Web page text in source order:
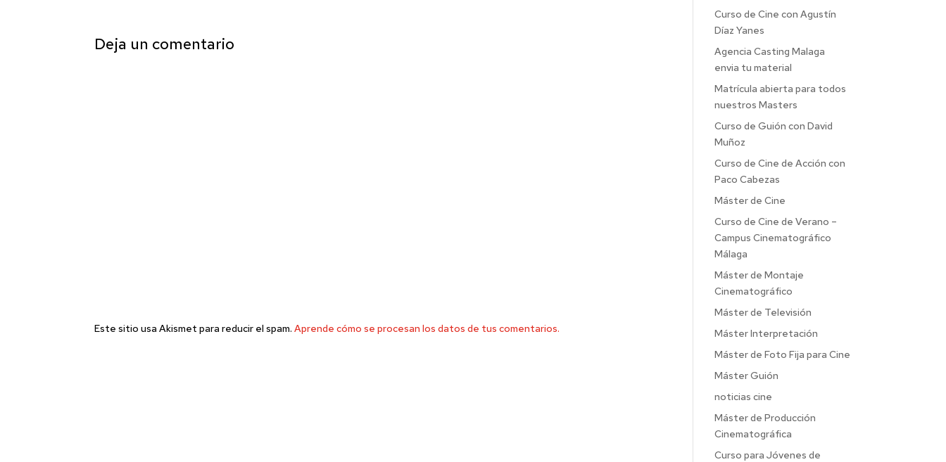
Deja un comentario
Este sitio usa Akismet para reducir el spam.Aprende cómo se procesan los datos de tus comentarios.
Curso de Cine con Agustín
Díaz Yanes
Agencia Casting Malaga
envia tu material
Matrícula abierta para todos
nuestros Masters
Curso de Guión con David
Muñoz
Curso de Cine de Acción con
Paco Cabezas
Máster de Cine
Curso de Cine de Verano –
Campus Cinematográfico
Málaga
Máster de Montaje
Cinematográfico
Máster de Televisión
Máster Interpretación
Máster de Foto Fija para Cine
Máster Guión
noticias cine
Máster de Producción
Cinematográfica
Curso para Jóvenes de